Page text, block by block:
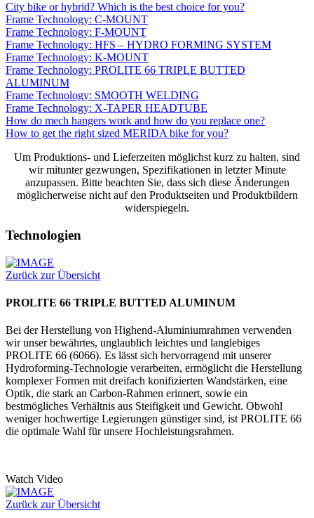
City bike or hybrid? Which is the best choice for you?
Frame Technology: C-MOUNT
Frame Technology: F-MOUNT
Frame Technology: HFS – HYDRO FORMING SYSTEM
Frame Technology: K-MOUNT
Frame Technology: PROLITE 66 TRIPLE BUTTED
ALUMINUM
Frame Technology: SMOOTH WELDING
Frame Technology: X-TAPER HEADTUBE
How do mech hangers work and how do you replace one?
How to get the right sized MERIDA bike for you?
Um Produktions- und Lieferzeiten möglichst kurz zu halten, sind
wir mitunter gezwungen, Spezifikationen in letzter Minute
anzupassen. Bitte beachten Sie, dass sich diese Änderungen
möglicherweise nicht auf den Produktseiten und Produktbildern
widerspiegeln.
Technologien
Zurück zur Übersicht
PROLITE 66 TRIPLE BUTTED ALUMINUM
Bei der Herstellung von Highend-Aluminiumrahmen verwenden
wir unser bewährtes, unglaublich leichtes und langlebiges
PROLITE 66 (6066). Es lässt sich hervorragend mit unserer
Hydroforming-Technologie verarbeiten, ermöglicht die Herstellung
komplexer Formen mit dreifach konifizierten Wandstärken, eine
Optik, die stark an Carbon-Rahmen erinnert, sowie ein
bestmögliches Verhältnis aus Steifigkeit und Gewicht. Obwohl
weniger hochwertige Legierungen günstiger sind, ist PROLITE 66
die optimale Wahl für unsere Hochleistungsrahmen.
Watch Video
Zurück zur Übersicht